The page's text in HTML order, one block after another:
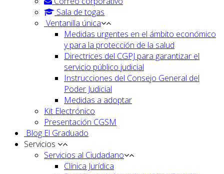
Sala de togas
Ventanilla única
Medidas urgentes en el ámbito económico
y para la protección de la salud
Directrices del CGPJ para garantizar el
servicio público judicial
Instrucciones del Consejo General del
Poder Judicial
Medidas a adoptar
Kit Electrónico
Presentación CGSM
Blog El Graduado
Servicios
Servicios al Ciudadano
Clínica Jurídica